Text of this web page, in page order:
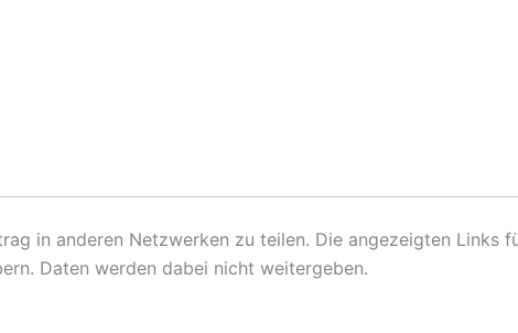
in anderen Netzwerken zu teilen. Die angezeigten Links
Daten werden dabei nicht weitergeben.